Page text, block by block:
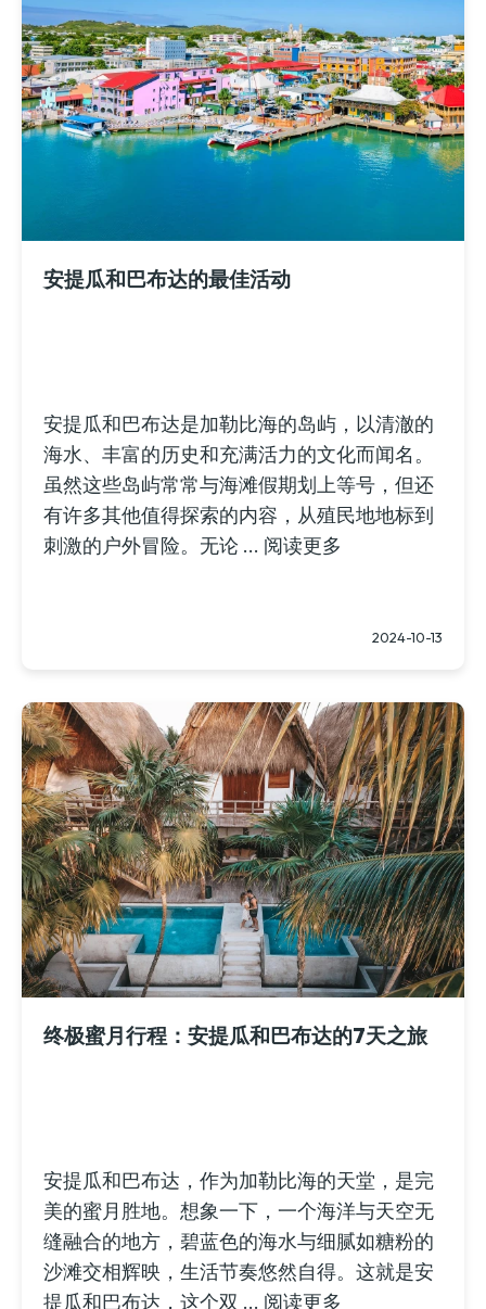
安提瓜和巴布达的最佳活动
安提瓜和巴布达是加勒比海的岛屿，以清澈的
海水、丰富的历史和充满活力的文化而闻名。
虽然这些岛屿常常与海滩假期划上等号，但还
有许多其他值得探索的内容，从殖民地地标到
刺激的户外冒险。无论 ... 阅读更多
2024-10-13
终极蜜月行程：安提瓜和巴布达的7天之旅
安提瓜和巴布达，作为加勒比海的天堂，是完
美的蜜月胜地。想象一下，一个海洋与天空无
缝融合的地方，碧蓝色的海水与细腻如糖粉的
沙滩交相辉映，生活节奏悠然自得。这就是安
提瓜和巴布达，这个双 ... 阅读更多